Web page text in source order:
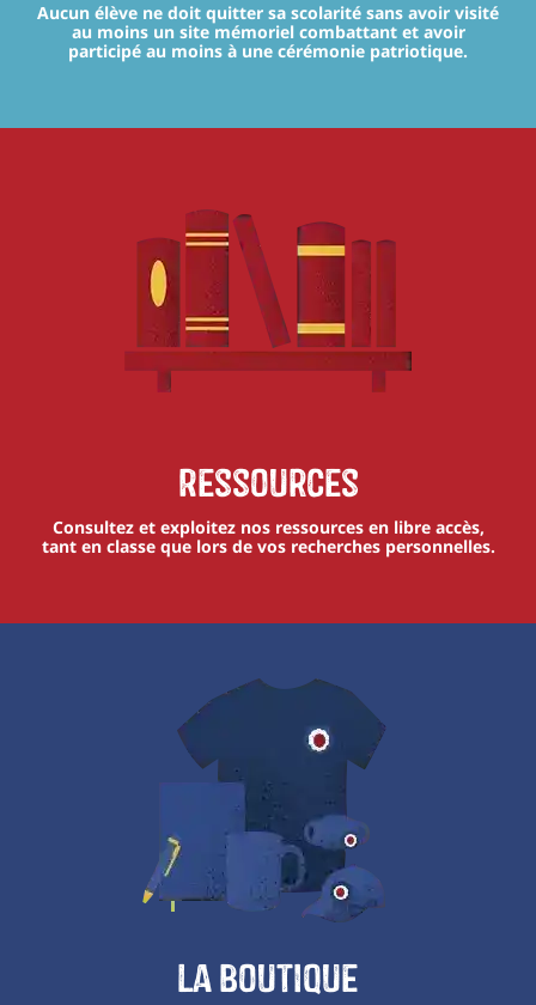
Aucun élève ne doit quitter sa scolarité sans avoir visité
au moins un site mémoriel combattant et avoir
participé au moins à une cérémonie patriotique.
Ressources
Consultez et exploitez nos ressources en libre accès,
tant en classe que lors de vos recherches personnelles.
La boutique